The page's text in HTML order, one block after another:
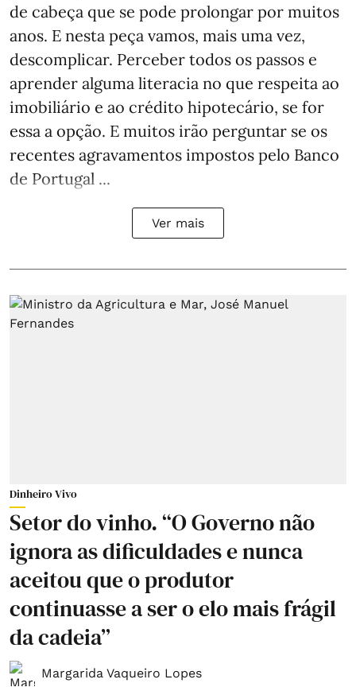
de cabeça que se pode prolongar por muitos
anos. E nesta peça vamos, mais uma vez,
descomplicar. Perceber todos os passos e
aprender alguma literacia no que respeita ao
imobiliário e ao crédito hipotecário, se for
essa a opção. E muitos irão perguntar se os
recentes agravamentos impostos pelo Banco
de Portugal ...
Ver mais
Dinheiro Vivo
Setor do vinho. “O Governo não
ignora as dificuldades e nunca
aceitou que o produtor
continuasse a ser o elo mais frágil
da cadeia”
Margarida Vaqueiro Lopes